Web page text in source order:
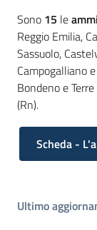
Sono 15 le
Reggio Emilia,
Sassuolo,
Campogalliano
Bondeno e
(Rn).
Scheda -
Ultimo